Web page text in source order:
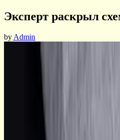
Эксперт раскрыл
byAdmin